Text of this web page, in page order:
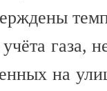
газа,
на